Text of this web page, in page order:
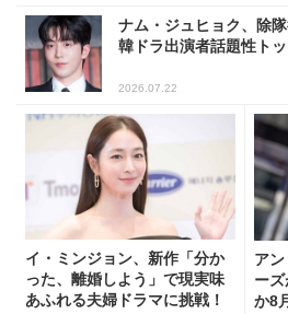
ナム・ジュヒョク、除
韓ドラ出演者話題性ト
2026.07.22
イ・ミンジョン、新作「分か
った、離婚しよう」で現実味
あふれる夫婦ドラマに挑戦！
ア
ー
か8